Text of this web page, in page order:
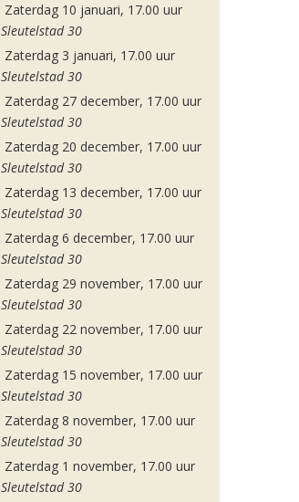
Zaterdag 10 januari, 17.00 uur
Sleutelstad 30
Zaterdag 3 januari, 17.00 uur
Sleutelstad 30
Zaterdag 27 december, 17.00 uur
Sleutelstad 30
Zaterdag 20 december, 17.00 uur
Sleutelstad 30
Zaterdag 13 december, 17.00 uur
Sleutelstad 30
Zaterdag 6 december, 17.00 uur
Sleutelstad 30
Zaterdag 29 november, 17.00 uur
Sleutelstad 30
Zaterdag 22 november, 17.00 uur
Sleutelstad 30
Zaterdag 15 november, 17.00 uur
Sleutelstad 30
Zaterdag 8 november, 17.00 uur
Sleutelstad 30
Zaterdag 1 november, 17.00 uur
Sleutelstad 30